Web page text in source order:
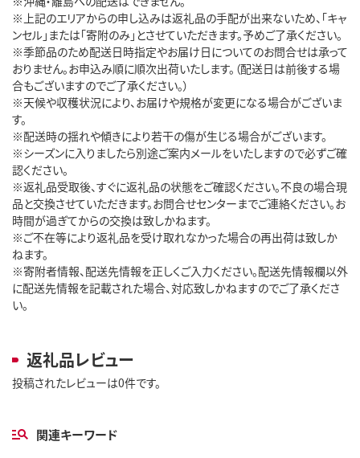
※上記のエリアからの申し込みは返礼品の手配が出来ないため、「キャ
ンセル」または「寄附のみ」とさせていただきます。予めご了承ください。
※季節品のため配送日時指定やお届け日についてのお問合せは承って
おりません。お申込み順に順次出荷いたします。（配送日は前後する場
合もございますのでご了承ください。）
※天候や収穫状況により、お届けや規格が変更になる場合がございま
す。
※配送時の揺れや傾きにより若干の傷が生じる場合がございます。
※シーズンに入りましたら別途ご案内メールをいたしますので必ずご確
認ください。
※返礼品受取後、すぐに返礼品の状態をご確認ください。不良の場合現
品と交換させていただきます。お問合せセンターまでご連絡ください。お
時間が過ぎてからの交換は致しかねます。
※ご不在等により返礼品を受け取れなかった場合の再出荷は致しか
ねます。
※寄附者情報、配送先情報を正しくご入力ください。配送先情報欄以外
に配送先情報を記載された場合、対応致しかねますのでご了承くださ
い。
返礼品レビュー
投稿されたレビューは0件です。
関連キーワード